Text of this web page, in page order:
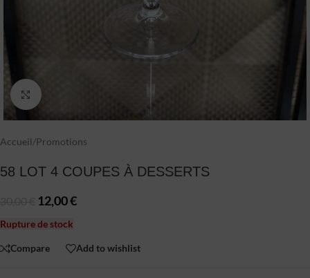
Click to enlarge
Accueil/Promotions
58 LOT 4 COUPES À DESSERTS
12,00€
Rupture de stock
Compare Add to wishlist